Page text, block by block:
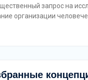
запрос на
организации